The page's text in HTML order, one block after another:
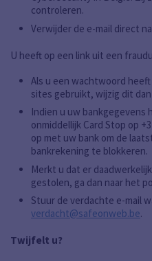
controleren.
Verwijder de e-mail direct
U heeft op een link uit een
Als u een wachtwoord
sites gebruikt, wijzig dit
Indien u uw
onmiddellijk Card Stop op
op met uw bank om de
bankrekening te blokkeren.
Merkt u dat er
gestolen, ga dan naar het
Stuur de verdachte e-mail
verdacht@safeonweb.be.
Twijfelt u?